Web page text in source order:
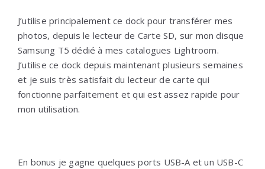
J’utilise principalement ce dock pour transférer mes
photos, depuis le lecteur de Carte SD, sur mon disque
Samsung T5 dédié à mes catalogues Lightroom.
J’utilise ce dock depuis maintenant plusieurs semaines
et je suis très satisfait du lecteur de carte qui
fonctionne parfaitement et qui est assez rapide pour
mon utilisation.
En bonus je gagne quelques ports USB-A et un USB-C